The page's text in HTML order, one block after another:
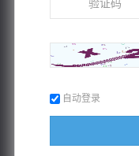
自动登录